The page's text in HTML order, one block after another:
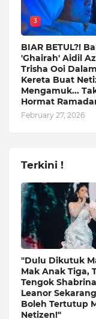
3
BIAR BETUL?!
'Ghairah' Aidil
Trisha Ooi Dalam
Kereta Buat
Mengamuk...
Hormat
February 27, 2026
Terkini !
"Dulu Dikutuk
Mak Anak Tiga,
Tengok Shabrina
Leanor
Boleh Tertutup
Netizen!"